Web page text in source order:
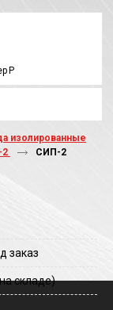
Р
изолированные
СИП-2
заказ
складе)